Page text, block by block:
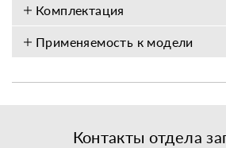
Комплектация
Применяемость к модели
Контакты отдела